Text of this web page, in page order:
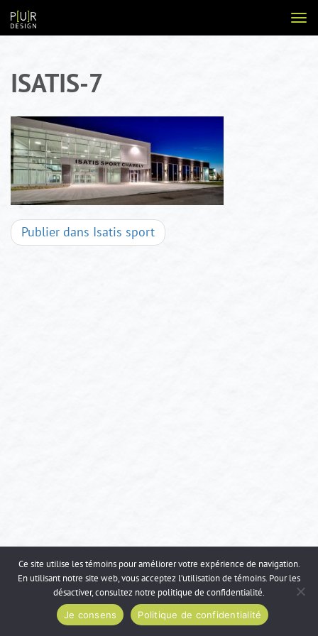
contenu
ISATIS-7
Navigation
Publier dans Isatis sport
Voir
Ce site utilise les témoins pour améliorer votre expérience de navigation.
En utilisant notre site web, vous acceptez l’utilisation de témoins. Pour les
désactiver, consultez notre politique de confidentialité.
Je consens
Politique de confidentialité